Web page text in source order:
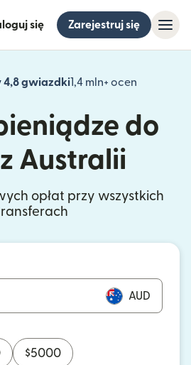
się Zarejestruj się
4,8 gwiazdki1,4 mln+ ocen
(otwiera
do
Australii
opłat przy wszystkich
AUD
$5000